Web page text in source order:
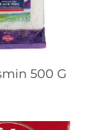
Oku
500 G